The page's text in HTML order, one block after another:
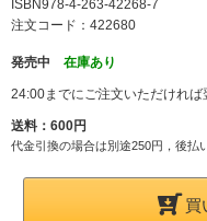
ISBN978-4-263-42268-7
注文コード：422680
発売中 在庫あり
24:00までにご注文いただければ
送料：600円
代金引換の場合は別途250円，後払
買